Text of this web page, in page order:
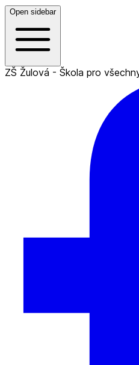
Open sidebar
ZŠ Žulová - Škola pro